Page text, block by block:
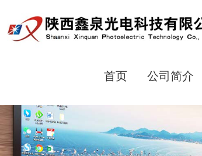
首页 公司简介